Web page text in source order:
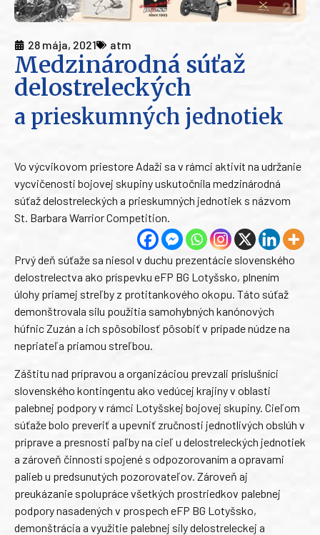
28 mája, 2021 atm
Medzinárodná súťaž
delostreleckých
a prieskumných jednotiek
Vo výcvikovom priestore Adaži sa v rámci aktivít na udržanie
vycvičenosti bojovej skupiny uskutočnila medzinárodná
súťaž delostreleckých a prieskumných jednotiek s názvom
St. Barbara Warrior Competition.
Prvý deň súťaže sa niesol v duchu prezentácie slovenského
delostrelectva ako príspevku eFP BG Lotyšsko, plnením
úlohy priamej streľby z protitankového okopu. Táto súťaž
demonštrovala silu použitia samohybných kanónových
húfnic Zuzán a ich spôsobilosť pôsobiť v prípade núdze na
nepriateľa priamou streľbou.
Záštitu nad prípravou a organizáciou prevzali príslušníci
slovenského kontingentu ako vedúcej krajiny v oblasti
palebnej podpory v rámci Lotyšskej bojovej skupiny. Cieľom
súťaže bolo preveriť a upevniť zručnosti jednotlivých obslúh v
príprave a presnosti paľby na cieľ u delostreleckých jednotiek
a zároveň činností spojené s odpozorovaním a opravami
palieb u predsunutých pozorovateľov. Zároveň aj
preukázanie spolupráce všetkých prostriedkov palebnej
podpory nasadených v prospech eFP BG Lotyšsko,
demonštrácia a využitie palebnej sily delostreleckej a